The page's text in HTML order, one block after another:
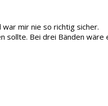
mir nie so richtig sicher.
sollte. Bei drei Bänden